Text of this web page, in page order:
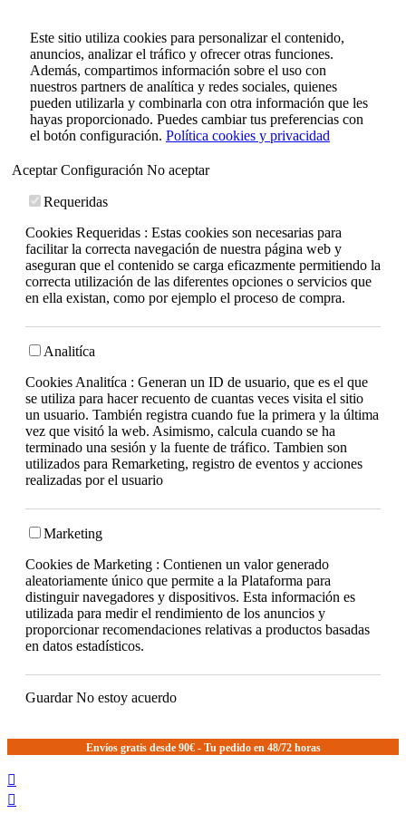
Este sitio utiliza cookies para personalizar el contenido,
anuncios, analizar el tráfico y ofrecer otras funciones.
Además, compartimos información sobre el uso con
nuestros partners de analítica y redes sociales, quienes
pueden utilizarla y combinarla con otra información que les
hayas proporcionado. Puedes cambiar tus preferencias con
el botón configuración. Política cookies y privacidad
AceptarConfiguración No aceptar
Requeridas
Cookies Requeridas : Estas cookies son necesarias para
facilitar la correcta navegación de nuestra página web y
aseguran que el contenido se carga eficazmente permitiendo la
correcta utilización de las diferentes opciones o servicios que
en ella existan, como por ejemplo el proceso de compra.
Analitíca
Cookies Analitíca : Generan un ID de usuario, que es el que
se utiliza para hacer recuento de cuantas veces visita el sitio
un usuario. También registra cuando fue la primera y la última
vez que visitó la web. Asimismo, calcula cuando se ha
terminado una sesión y la fuente de tráfico. Tambien son
utilizados para Remarketing, registro de eventos y acciones
realizadas por el usuario
Marketing
Cookies de Marketing : Contienen un valor generado
aleatoriamente único que permite a la Plataforma para
distinguir navegadores y dispositivos. Esta información es
utilizada para medir el rendimiento de los anuncios y
proporcionar recomendaciones relativas a productos basadas
en datos estadísticos.
GuardarNo estoy acuerdo
Envíos gratis desde 90€ - Tu pedido en 48/72 horas

